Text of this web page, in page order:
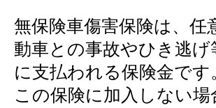
無保険車傷害保険は、
動車との事故やひき逃
に支払われる保険金です
この保険に加入しない